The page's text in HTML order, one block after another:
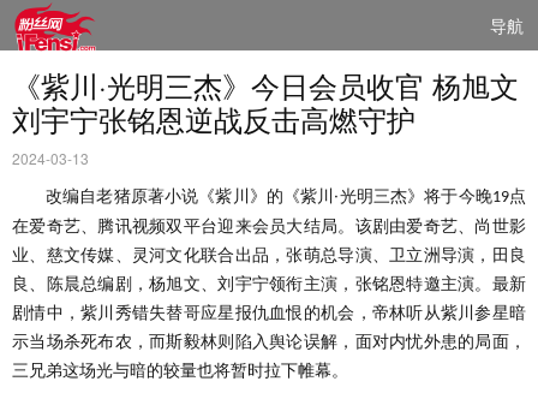
导航
《紫川·光明三杰》今日会员收官 杨旭文
刘宇宁张铭恩逆战反击高燃守护
2024-03-13
改编自老猪原著小说《紫川》的《紫川·光明三杰》将于今晚19点
在爱奇艺、腾讯视频双平台迎来会员大结局。该剧由爱奇艺、尚世影
业、慈文传媒、灵河文化联合出品，张萌总导演、卫立洲导演，田良
良、陈晨总编剧，杨旭文、刘宇宁领衔主演，张铭恩特邀主演。 最新
剧情中，紫川秀错失替哥应星报仇血恨的机会，帝林听从紫川参星暗
示当场杀死布农，而斯毅林则陷入舆论误解，面对内忧外患的局面，
三兄弟这场光与暗的较量也将暂时拉下帷幕。